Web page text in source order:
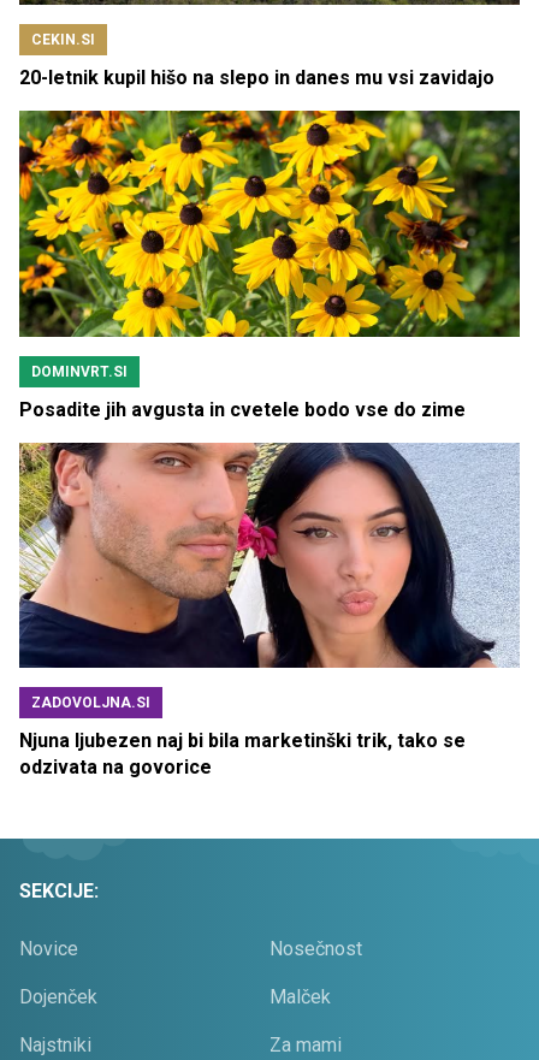
CEKIN.SI
20-letnik kupil hišo na slepo in danes mu vsi zavidajo
DOMINVRT.SI
Posadite jih avgusta in cvetele bodo vse do zime
ZADOVOLJNA.SI
Njuna ljubezen naj bi bila marketinški trik, tako se
odzivata na govorice
SEKCIJE:
Novice Nosečnost
Dojenček Malček
Najstniki Za mami